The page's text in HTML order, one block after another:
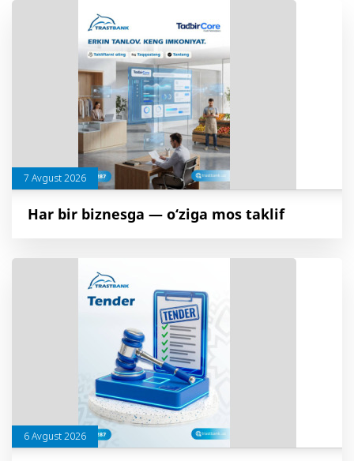
7 Avgust 2026
Har bir biznesga — o‘ziga mos taklif
6 Avgust 2026